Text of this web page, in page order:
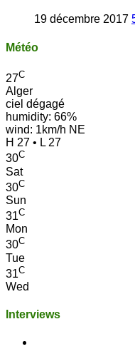
19 décembre 2017
Météo
27C
Alger
ciel dégagé
humidity: 66%
wind: 1km/h NE
H 27 • L 27
30C
Sat
30C
Sun
31C
Mon
30C
Tue
31C
Wed
Interviews